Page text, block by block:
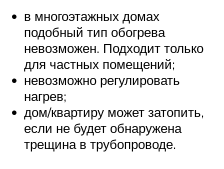
в многоэтажных домах
подобный тип обогрева
невозможен. Подходит только
для частных помещений;
невозможно регулировать
нагрев;
дом/квартиру может затопить,
если не будет обнаружена
трещина в трубопроводе.